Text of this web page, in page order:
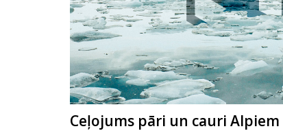
Ceļojums pāri un cauri Alpiem